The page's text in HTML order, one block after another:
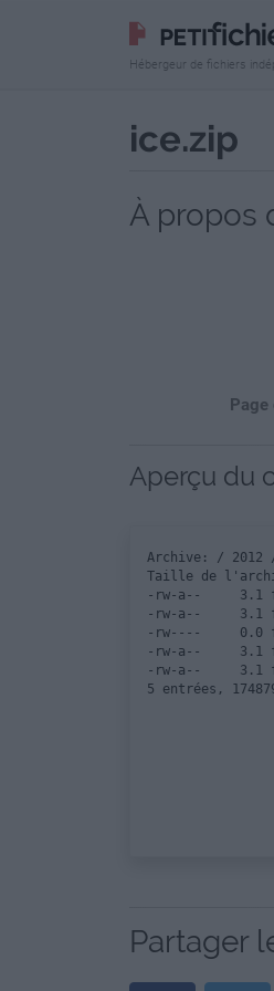
Hébergeur de fichiers
ice.zip
À propos
Page
Aperçu du
Archive: /
Taille de
-rw-a--     3.1
-rw-a--     3.1
-rw----     0.0
-rw-a--     3.1
-rw-a--     3.1
Partager